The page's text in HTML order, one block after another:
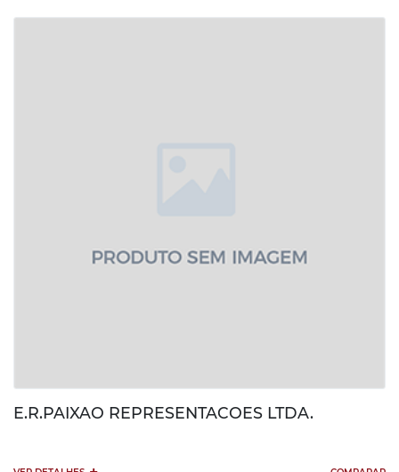
E.R.PAIXAO REPRESENTACOES LTDA.